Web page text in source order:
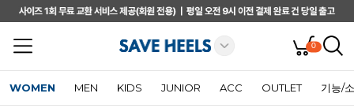
0
WOMEN MEN KIDS JUNIOR ACC OUTLET 기능/